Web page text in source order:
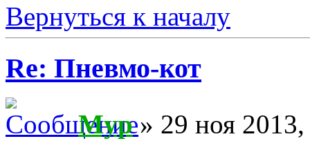
Вернуться к началу
Re: Пневмо-кот
Myp» 29 ноя